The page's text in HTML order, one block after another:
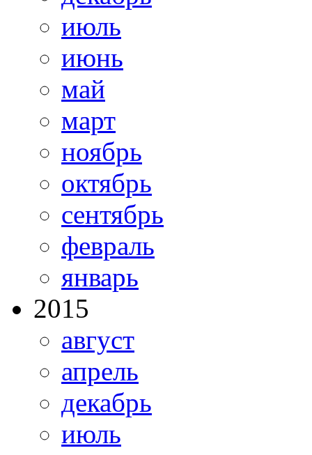
июль
июнь
май
март
ноябрь
октябрь
сентябрь
февраль
январь
2015
август
апрель
декабрь
июль